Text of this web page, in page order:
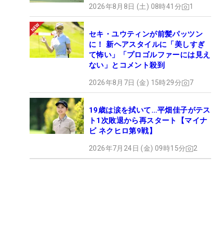
2026年8月8日 (土) 08時41分 1
セキ・ユウティンが前髪パッツン
に！ 新ヘアスタイルに「美しすぎ
て怖い」「プロゴルファーには見え
ない」とコメント殺到
2026年8月7日 (金) 15時29分 7
19歳は涙を拭いて…平畑佳子がテス
ト1次敗退から再スタート【マイナ
ビ ネクヒロ第9戦】
2026年7月24日 (金) 09時15分 2